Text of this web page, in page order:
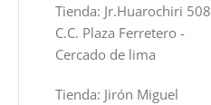
Tienda: Jr.Huarochiri 508
C.C. Plaza Ferretero -
Cercado de lima
Tienda: Jirón Miguel